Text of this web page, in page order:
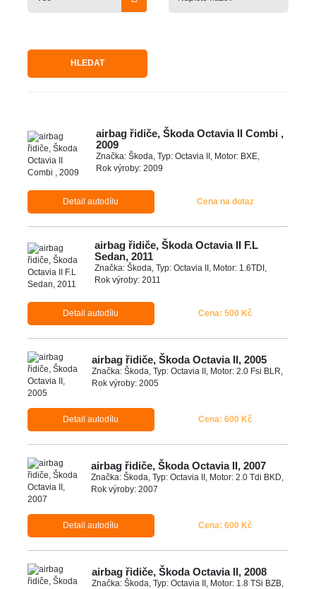
HLEDAT
airbag řidiče, Škoda Octavia II Combi ,
2009
Značka: Škoda, Typ: Octavia II, Motor: BXE,
Rok výroby: 2009
Detail autodílu Cena na dotaz
airbag řidiče, Škoda Octavia II F.L
Sedan, 2011
Značka: Škoda, Typ: Octavia II, Motor: 1.6TDI,
Rok výroby: 2011
Detail autodílu Cena: 500 Kč
airbag řidiče, Škoda Octavia II, 2005
Značka: Škoda, Typ: Octavia II, Motor: 2.0 Fsi BLR,
Rok výroby: 2005
Detail autodílu Cena: 600 Kč
airbag řidiče, Škoda Octavia II, 2007
Značka: Škoda, Typ: Octavia II, Motor: 2.0 Tdi BKD,
Rok výroby: 2007
Detail autodílu Cena: 600 Kč
airbag řidiče, Škoda Octavia II, 2008
Značka: Škoda, Typ: Octavia II, Motor: 1.8 TSi BZB,